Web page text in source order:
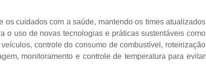
os cuidados com a saúde, mantendo os times atualizados
o uso de novas tecnologias e práticas sustentáveis como
controle do consumo de combustível, roteirização
monitoramento e controle de temperatura para evitar